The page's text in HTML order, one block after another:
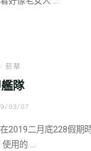
/ 菸草
隊
03/07
2019二月底228假期
使用的 …